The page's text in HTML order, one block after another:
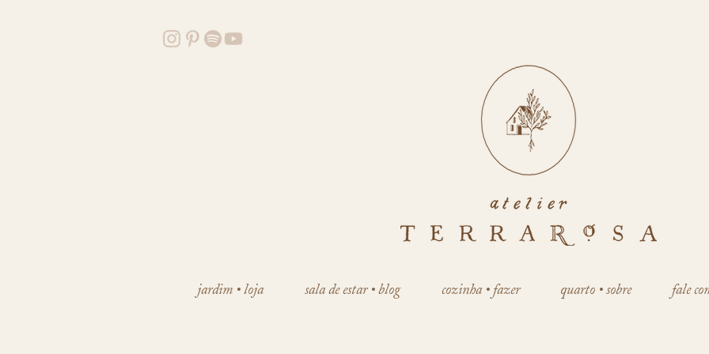
jardim • loja sala de estar • blog cozinha • fazer quarto • sobre fale